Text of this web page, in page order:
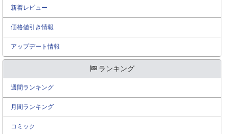
新着レビュー
価格値引き情報
アップデート情報
ランキング
週間ランキング
月間ランキング
コミック